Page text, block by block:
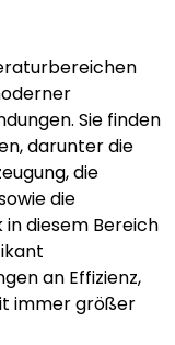
Sie finden
darunter die
die
die
in diesem Bereich
an Effizienz,
immer größer